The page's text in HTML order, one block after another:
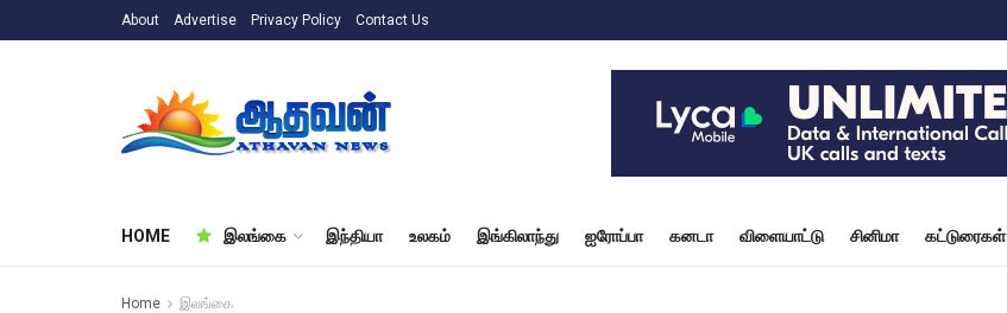
About Advertise Privacy Policy Contact Us
HOME இலங்கை இந்தியா உலகம் இங்கிலாந்து ஐரோப்பா கனடா விளையாட்டு சினிமா கட்டுரைகள்
Home இலங்கை